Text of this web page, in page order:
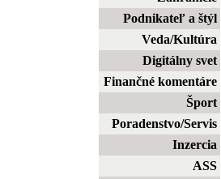
Podnikateľ a štýl
Veda/Kultúra
Digitálny svet
Finančné komentáre
Šport
Poradenstvo/Servis
Inzercia
ASS